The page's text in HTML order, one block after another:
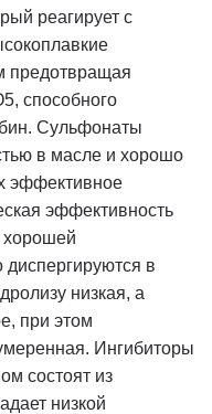
реагирует с
предотвращая
способного
Сульфонаты
в масле и хорошо
эффективное
эффективность
хорошей
диспергируются в
низкая, а
при этом
Ингибиторы
состоят из
низкой